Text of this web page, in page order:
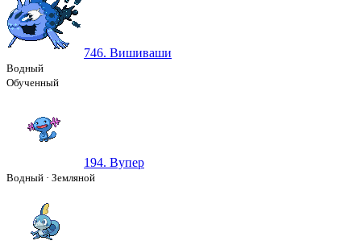
746. Вишиваши
Водный
Обученный
194. Вупер
Водный · Земляной